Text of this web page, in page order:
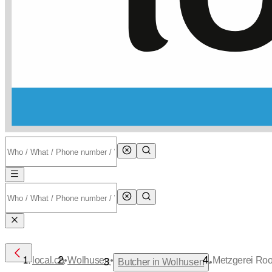
local.ch•Wolhusen• Butcher in Wolhusen •Metzgerei